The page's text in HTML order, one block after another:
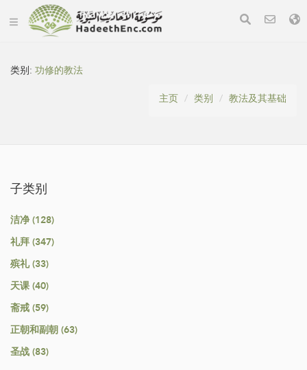
类别:功修的教法
主页
类别 教法及其基础
子类别
洁净 (128)
礼拜 (347)
殡礼 (33)
天课 (40)
斋戒 (59)
正朝和副朝 (63)
圣战 (83)